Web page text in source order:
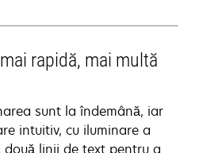
rapidă, mai multă
sunt la îndemână, iar
intuitiv, cu iluminare a
linii de text pentru a